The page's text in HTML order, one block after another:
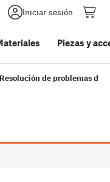
Iniciar sesión
Piezas y
Resolución de problemas de